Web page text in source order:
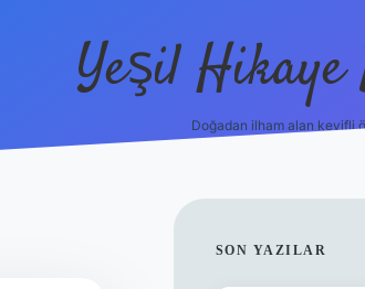
Yeşil Hikaye
Doğadan ilham alan keyifli
SON YAZILAR